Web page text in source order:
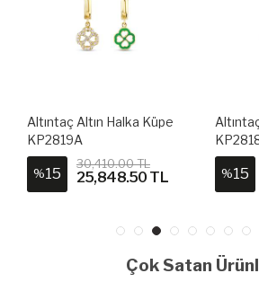
Altıntaç Altın Halka Küpe
KP2819A
%15
30,410.00 TL
25,848.50 TL %15
Çok Satan